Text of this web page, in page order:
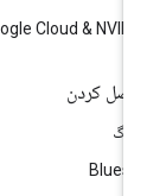
Google Cloud &
کردن